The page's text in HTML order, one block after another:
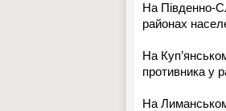
На Південно-
районах
На
противника у
На